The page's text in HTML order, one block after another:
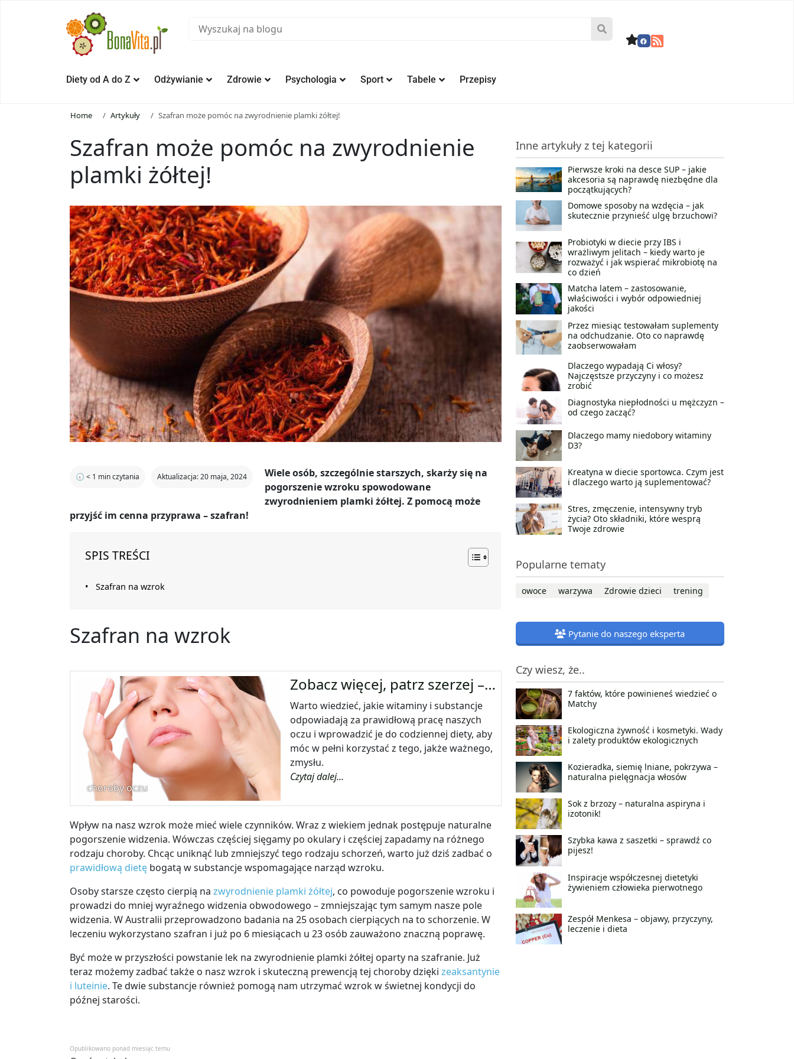
Diety od A do Z Odżywianie Zdrowie Psychologia Sport Tabele Przepisy
Home Artykuły Szafran może pomóc na zwyrodnienie plamki żółtej!
Szafran może pomóc na zwyrodnienie
plamki żółtej!
🕣 < 1 min czytania Aktualizacja: 20 maja, 2024
Wiele osób, szczególnie starszych, skarży się na
pogorszenie wzroku spowodowane
zwyrodnieniem plamki żółtej. Z pomocą może
przyjść im cenna przyprawa – szafran!
SPIS TREŚCI
Szafran na wzrok
Szafran na wzrok
choroby oczu
Zobacz więcej, patrz szerzej –…
Warto wiedzieć, jakie witaminy i substancje
odpowiadają za prawidłową pracę naszych
oczu i wprowadzić je do codziennej diety, aby
móc w pełni korzystać z tego, jakże ważnego,
zmysłu.
Czytaj dalej...
Wpływ na nasz wzrok może mieć wiele czynników. Wraz z wiekiem jednak postępuje naturalne
pogorszenie widzenia. Wówczas częściej sięgamy po okulary i częściej zapadamy na różnego
rodzaju choroby. Chcąc uniknąć lub zmniejszyć tego rodzaju schorzeń, warto już dziś zadbać o
prawidłową dietę bogatą w substancje wspomagające narząd wzroku.
Osoby starsze często cierpią na zwyrodnienie plamki żółtej, co powoduje pogorszenie wzroku i
prowadzi do mniej wyraźnego widzenia obwodowego – zmniejszając tym samym nasze pole
widzenia. W Australii przeprowadzono badania na 25 osobach cierpiących na to schorzenie. W
leczeniu wykorzystano szafran i już po 6 miesiącach u 23 osób zauważono znaczną poprawę.
Być może w przyszłości powstanie lek na zwyrodnienie plamki żółtej oparty na szafranie. Już
teraz możemy zadbać także o nasz wzrok i skuteczną prewencją tej choroby dzięki zeaksantynie
i luteinie. Te dwie substancje również pomogą nam utrzymać wzrok w świetnej kondycji do
późnej starości.
Opublikowano ponad miesiąc temu
Inne artykuły z tej kategorii
Pierwsze kroki na desce SUP – jakie
akcesoria są naprawdę niezbędne dla
początkujących?
Domowe sposoby na wzdęcia – jak
skutecznie przynieść ulgę brzuchowi?
Probiotyki w diecie przy IBS i
wrażliwym jelitach – kiedy warto je
rozważyć i jak wspierać mikrobiotę na
co dzień
Matcha latem – zastosowanie,
właściwości i wybór odpowiedniej
jakości
Przez miesiąc testowałam suplementy
na odchudzanie. Oto co naprawdę
zaobserwowałam
Dlaczego wypadają Ci włosy?
Najczęstsze przyczyny i co możesz
zrobić
Diagnostyka niepłodności u mężczyzn –
od czego zacząć?
Dlaczego mamy niedobory witaminy
D3?
Kreatyna w diecie sportowca. Czym jest
i dlaczego warto ją suplementować?
Stres, zmęczenie, intensywny tryb
życia? Oto składniki, które wesprą
Twoje zdrowie
Popularne tematy
owoce warzywa Zdrowie dzieci trening
Pytanie do naszego eksperta
Czy wiesz, że..
7 faktów, które powinieneś wiedzieć o
Matchy
Ekologiczna żywność i kosmetyki. Wady
i zalety produktów ekologicznych
Kozieradka, siemię lniane, pokrzywa –
naturalna pielęgnacja włosów
Sok z brzozy – naturalna aspiryna i
izotonik!
Szybka kawa z saszetki – sprawdź co
pijesz!
Inspiracje współczesnej dietetyki
żywieniem człowieka pierwotnego
Zespół Menkesa – objawy, przyczyny,
leczenie i dieta